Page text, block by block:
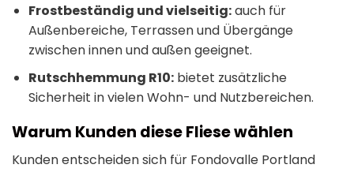
Frostbeständig und vielseitig:auch für
Außenbereiche, Terrassen und Übergänge
zwischen innen und außen geeignet.
Rutschhemmung R10:bietet zusätzliche
Sicherheit in vielen Wohn- und Nutzbereichen.
Warum Kunden diese Fliese wählen
Kunden entscheiden sich für Fondovalle Portland